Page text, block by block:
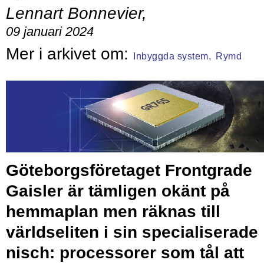
Lennart Bonnevier,
09 januari 2024
Inbyggda system, Rymd
Göteborgsföretaget Frontgrade
Gaisler är tämligen okänt på
hemmaplan men räknas till
världseliten i sin specialiserade
nisch: processorer som tål att